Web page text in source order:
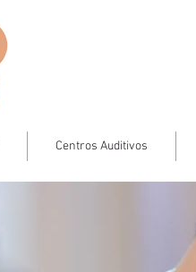
Centros Auditivos